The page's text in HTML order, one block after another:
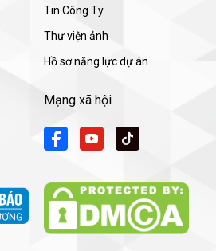
Tin Công Ty
Thư viện ảnh
Hồ sơ năng lực dự án
Mạng xã hội